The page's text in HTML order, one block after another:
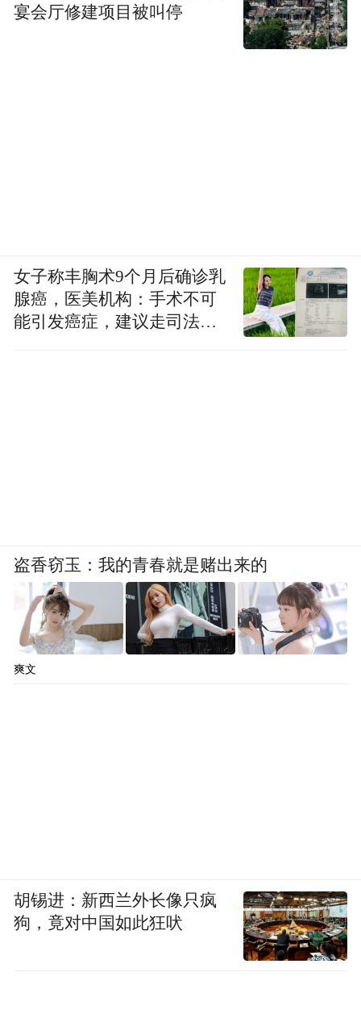
宴会厅修建项目被叫停
女子称丰胸术9个月后确诊乳
腺癌，医美机构：手术不可
能引发癌症，建议走司法途
盗香窃玉：我的青春就是赌出来的
爽文
胡锡进：新西兰外长像只疯
狗，竟对中国如此狂吠